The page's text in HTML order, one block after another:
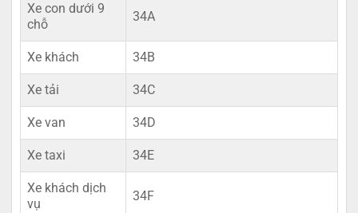
Xe con dưới 9
chỗ
34A
Xe khách 34B
Xe tải 34C
Xe van 34D
Xe taxi 34E
Xe khách dịch
vụ
34F